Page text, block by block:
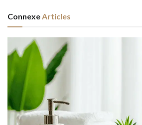
ConnexeArticles